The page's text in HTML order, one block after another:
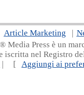
Article Marketing |
Media Press è un
iscritta nel Registro
| [ Aggiungi ai